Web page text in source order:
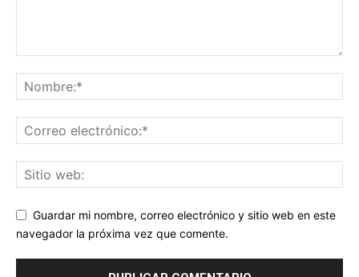
Guardar mi nombre, correo electrónico y sitio web en este
navegador la próxima vez que comente.